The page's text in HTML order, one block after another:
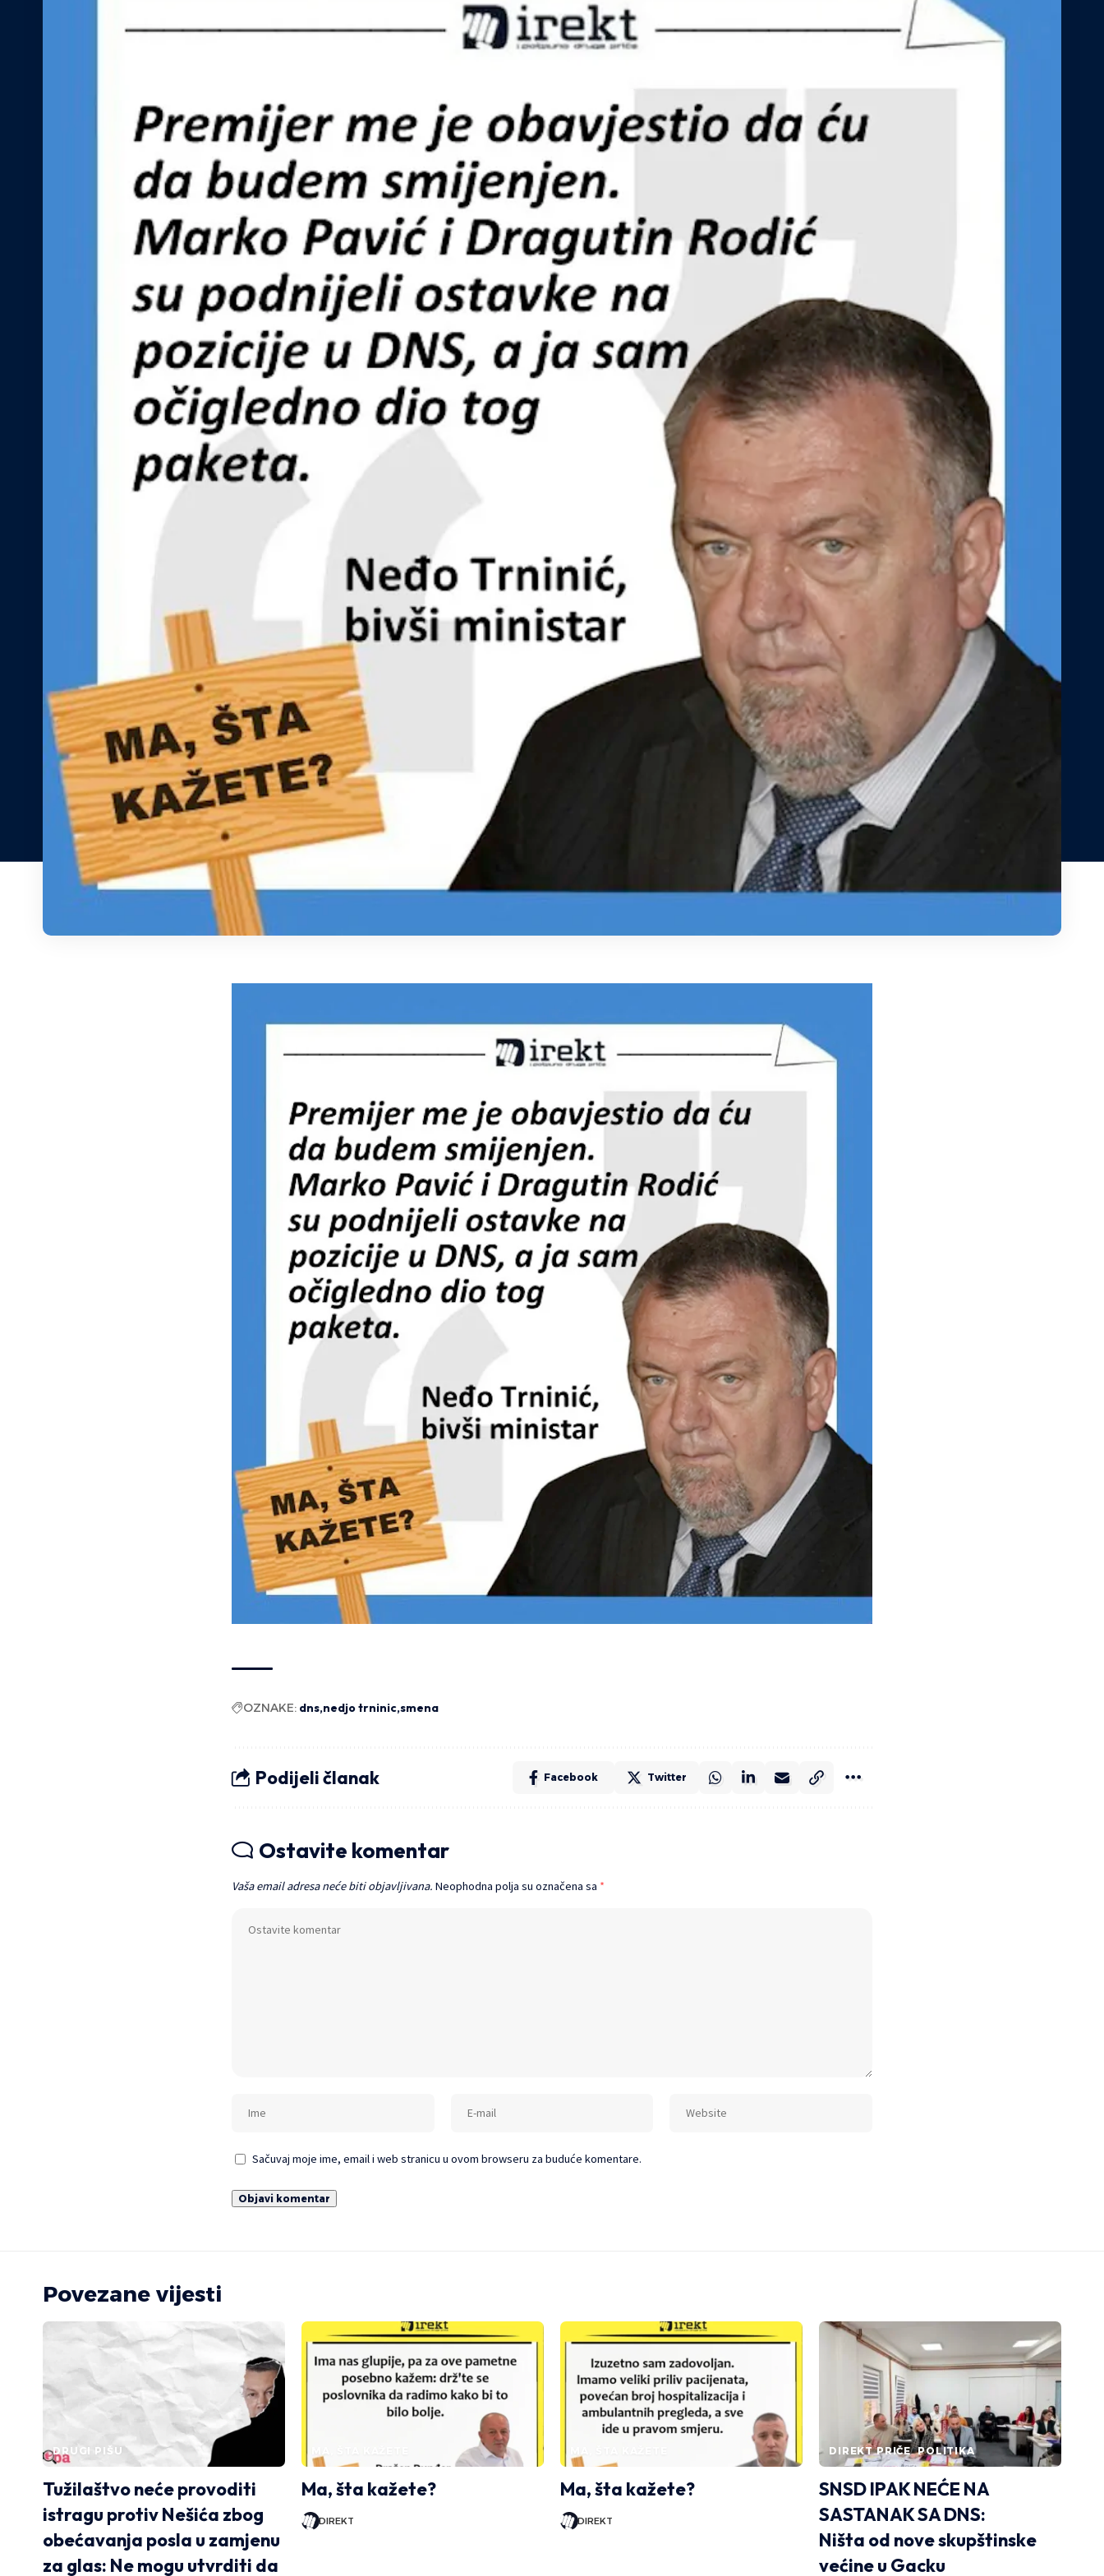
OZNAKE: dns nedjo trninic smena
Podijeli članak Facebook Twitter
Ostavite komentar
Vaša email adresa neće biti objavljivana. Neophodna polja su označena sa *
Sačuvaj moje ime, email i web stranicu u ovom browseru za buduće komentare.
Povezane vijesti
DRUGI PIŠU
Tužilaštvo neće provoditi
istragu protiv Nešića zbog
obećavanja posla u zamjenu
za glas: Ne mogu utvrditi da
Ma, šta kažete?
DIREKT
Ma, šta kažete?
DIREKT
DIREKT PRIČE POLITIKA
SNSD IPAK NEĆE NA
SASTANAK SA DNS:
Ništa od nove skupštinske
većine u Gacku